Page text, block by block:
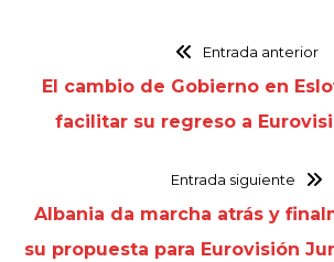
Entrada anterior
El cambio de Gobierno en
facilitar su regreso a
Entrada siguiente
Albania da marcha atrás y
su propuesta para Eurovisión